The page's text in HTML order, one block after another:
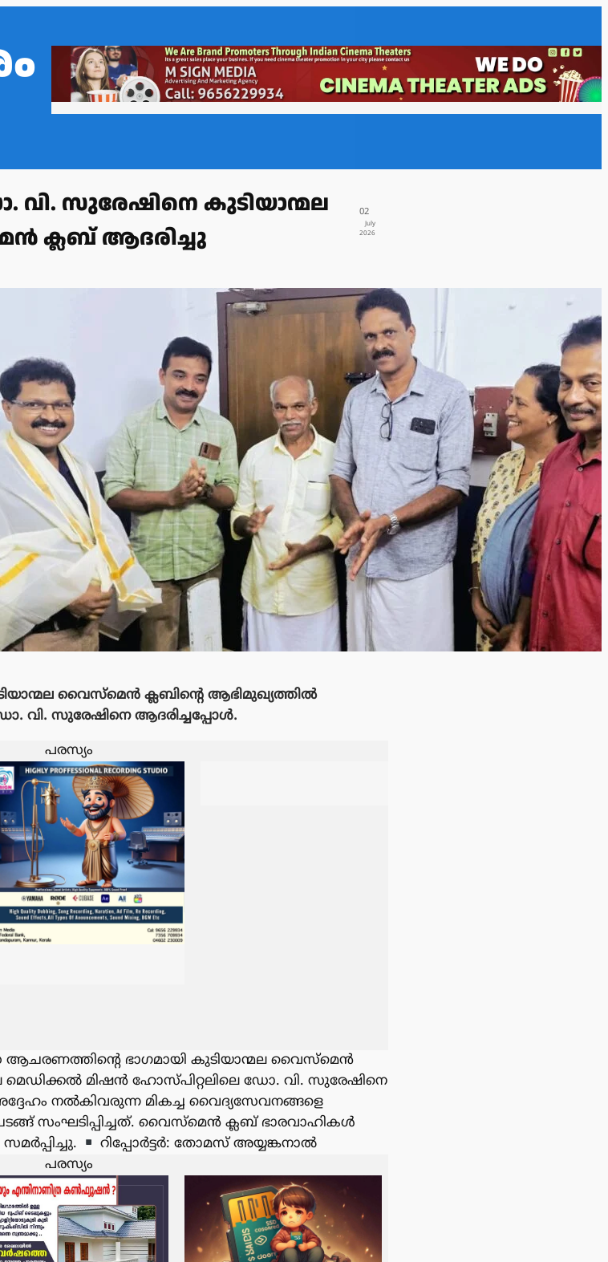
വി. സുരേഷിനെ കുടിയാന്മല
ക്ലബ് ആദരിച്ചു
02
July
2026
വൈസ്മെൻ ക്ലബിൻ്റെ ആഭിമുഖ്യത്തിൽ
വി. സുരേഷിനെ ആദരിച്ചപ്പോൾ.
പരസ്യം
ആചരണത്തിൻ്റെ ഭാഗമായി കുടിയാന്മല വൈസ്മെൻ
മെഡിക്കൽ മിഷൻ ഹോസ്പിറ്റലിലെ ഡോ. വി. സുരേഷിനെ
നൽകിവരുന്ന മികച്ച വൈദ്യസേവനങ്ങളെ
സംഘടിപ്പിച്ചത്. വൈസ്മെൻ ക്ലബ് ഭാരവാഹികൾ
റിപ്പോർട്ടർ: തോമസ് അയ്യങ്കനാൽ
പരസ്യം